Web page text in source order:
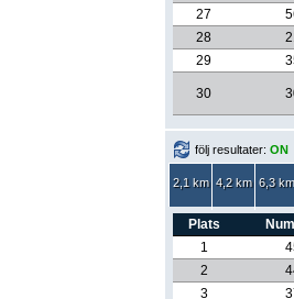
27
28
29
30
följ resultater: ON
2,1 km 4,2 km 6,3 km
Plats
1
2
3